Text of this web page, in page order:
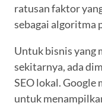
ratusan faktor
sebagai algoritma
Untuk bisnis yang
sekitarnya, ada
SEO lokal. Google
untuk